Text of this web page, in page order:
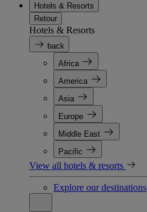
Hotels & Resorts
Retour
Hotels & Resorts
back
Africa
America
Asia
Europe
Middle East
Pacific
View all hotels & resorts
Explore our destinations